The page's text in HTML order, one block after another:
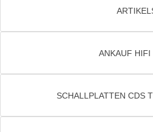
ANKAUF HIFI
SCHALLPLATTEN CDS